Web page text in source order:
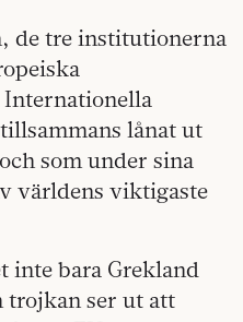
de tre institutionerna
Internationella
lånat ut
som under sina
världens viktigaste
inte bara Grekland
trojkan ser ut att